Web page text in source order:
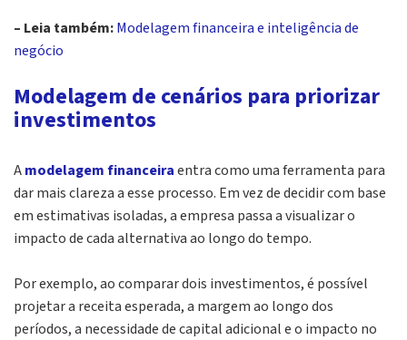
– Leia também:Modelagem financeira e inteligência de
negócio
Modelagem de cenários para priorizar
investimentos
Amodelagem financeiraentra como uma ferramenta para
dar mais clareza a esse processo. Em vez de decidir com base
em estimativas isoladas, a empresa passa a visualizar o
impacto de cada alternativa ao longo do tempo.
Por exemplo, ao comparar dois investimentos, é possível
projetar a receita esperada, a margem ao longo dos
períodos, a necessidade de capital adicional e o impacto no